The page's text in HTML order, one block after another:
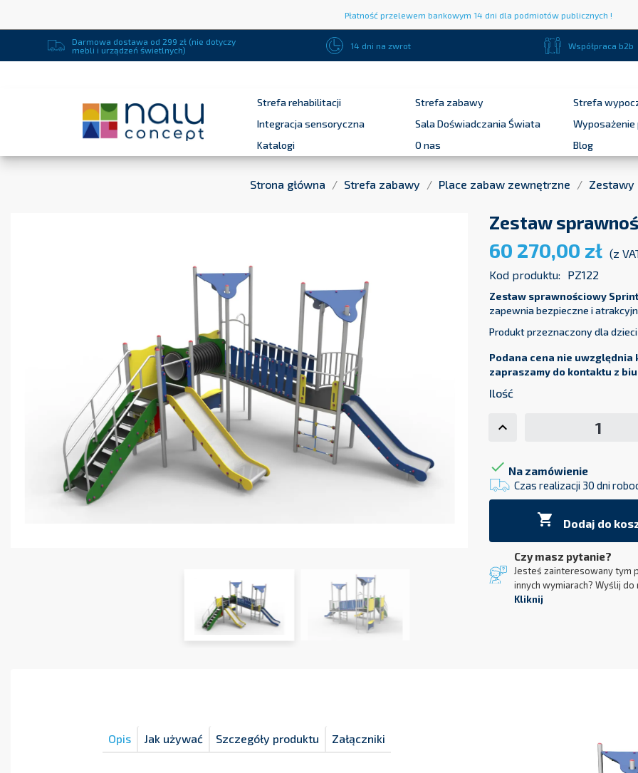
Płatność przelewem bankowym 14 dni dla podmiotów publicznych !
Darmowa dostawa od 299 zł (nie dotyczy
mebli i urządzeń świetlnych)
14 dni na zwrot Współpraca b2b
Strefa rehabilitacji
Strefa zabawy Strefa
Integracja sensoryczna
Sala Doświadczania Świata
Katalogi
O nas Blog
Strona główna Strefa zabawy Place zabaw zewnętrzne Zestawy
Zestaw
60 270,00 zł (z
Kod produktu:
PZ122
Zestaw sprawnościowy Sprint
zapewnia bezpieczne i
Produkt przeznaczony dla
Podana cena nie
zapraszamy do kontaktu z
Ilość
 Na zamówienie
Czas realizacji 30 dni
 Dodaj do
Czy masz pytanie?
Jesteś zainteresowany tym
innych wymiarach? Wyślij do
Kliknij
Opis Jak używać Szczegóły produktu Załączniki